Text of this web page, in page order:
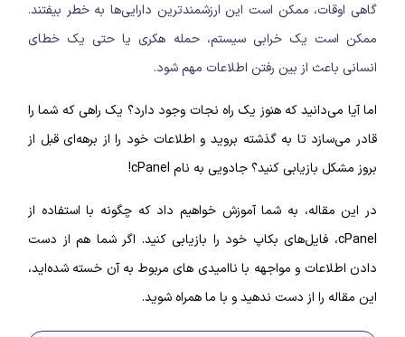
گاهی اوقات، ممکن است این ارزشمندترین دارایی‌ها به خطر بیفتند.
ممکن است یک خرابی سیستم، حمله هکری یا حتی یک خطای
انسانی باعث از بین رفتن اطلاعات مهم شود.
اما آیا می‌دانید که هنوز یک راه نجات وجود دارد؟ یک راهی که شما را
قادر می‌سازد تا به گذشته بروید و اطلاعات خود را از برهه‌ای قبل از
بروز مشکل بازیابی کنید؟ جادویی به نام cPanel!
در این مقاله، به شما آموزش خواهیم داد که چگونه با استفاده از
cPanel، فایل‌های بکاپ خود را بازیابی کنید. اگر شما هم از دست
دادن اطلاعات و مواجهه با ناامیدی های مربوط به آن خسته شده‌اید،
این مقاله را از دست ندهید و با ما همراه شوید.